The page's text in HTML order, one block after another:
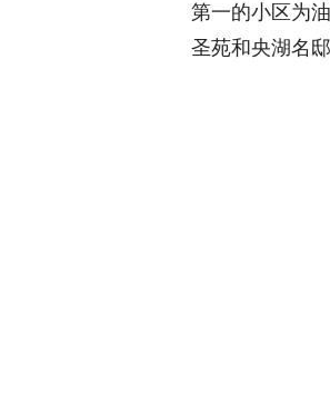
第一的小区为
圣苑和央湖名邸